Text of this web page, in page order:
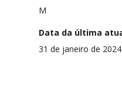
M
Data da última
31 de janeiro de 2024